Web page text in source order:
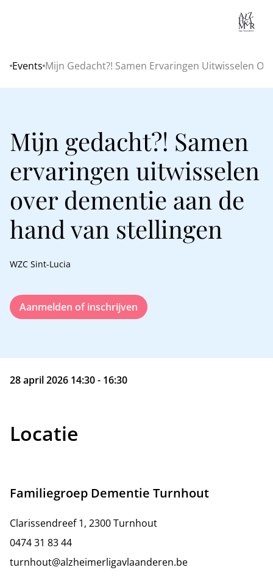
Home
Events Mijn Gedacht?! Samen Ervaringen Uitwisselen
Mijn gedacht?! Samen
ervaringen uitwisselen
over dementie aan de
hand van stellingen
WZC Sint-Lucia
Aanmelden of inschrijven
28 april 2026 14:30 - 16:30
Locatie
Familiegroep Dementie Turnhout
Clarissendreef 1, 2300 Turnhout
0474 31 83 44
turnhout@alzheimerligavlaanderen.be